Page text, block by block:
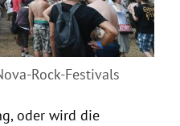
Rock-Festivals
oder wird die